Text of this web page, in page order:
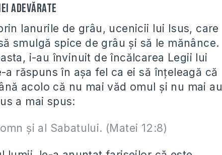
adevărate
lanurile de grâu, ucenicii lui Isus, care
smulgă spice de grâu şi să le mănânce.
i-au învinuit de încălcarea Legii lui
a răspuns în aşa fel ca ei să înţeleagă că
acolo că nu mai văd omul şi nu mai au
a mai spus:
şi al Sabatului. (Matei 12:8)